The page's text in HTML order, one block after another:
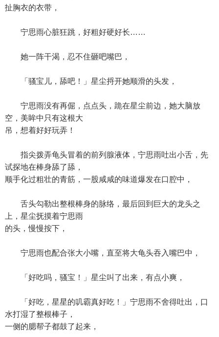
扯胸衣的衣带，
宁思雨心脏狂跳，好粗好硬好长……
她一阵干渴，忍不住砸吧嘴巴，
「骚宝儿，舔吧！」星尘捋开她顺滑的头发，
宁思雨没有再倔，点点头，跪在星尘前边，她大脑放
空，美眸中只有这根大
吊，想着好好玩弄！
指尖拨弄龟头冒着的前列腺液体，宁思雨吐出小舌，先
试探地在棒身舔了舔，
顺手化过粗壮的青筋，一股咸咸的味道爆发在口腔中，
舌头勾勒出整根棒身的脉络，最后回到巨大的龙头之
上，星尘抚摸着宁思雨
的头，慢慢按下，
宁思雨也配合张大小嘴，直至将大龟头吞入嘴巴中，
「好吃吗，骚宝！」星尘叫了出来，有点小爽，
「好吃，星星的叽霸真好吃！」宁思雨不舍得吐出，口
水打湿了整根棒子，
一侧的腮帮子都鼓了起来，